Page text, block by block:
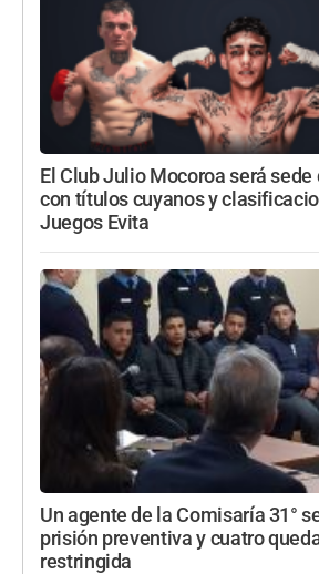
El Club Julio Mocoroa será sede
con títulos cuyanos y
Juegos Evita
Un agente de la Comisaría 31°
prisión preventiva y cuatro
restringida